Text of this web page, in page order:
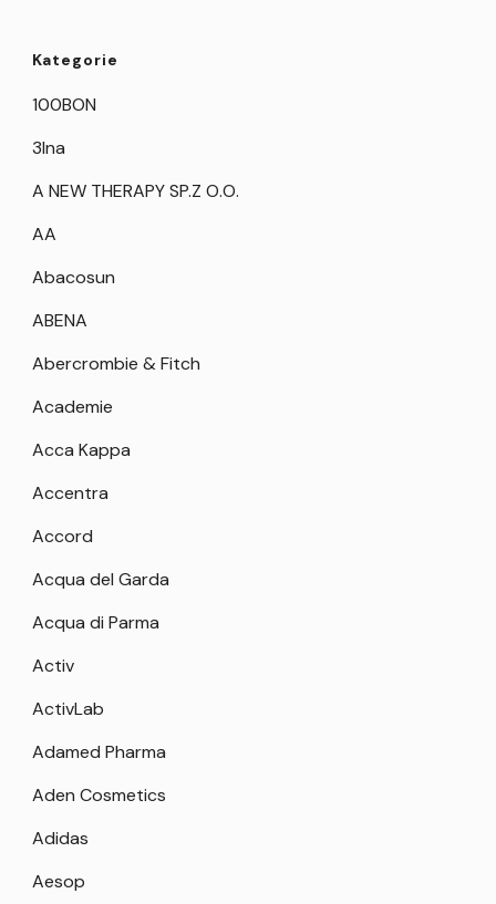
Kategorie
100BON
3Ina
A NEW THERAPY SP.Z O.O.
AA
Abacosun
ABENA
Abercrombie & Fitch
Academie
Acca Kappa
Accentra
Accord
Acqua del Garda
Acqua di Parma
Activ
ActivLab
Adamed Pharma
Aden Cosmetics
Adidas
Aesop